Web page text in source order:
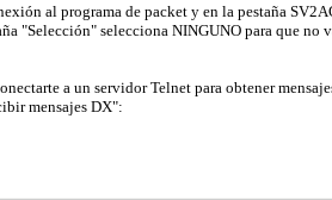
al programa de packet y en la pestaña
"Selección" selecciona NINGUNO para que no
a un servidor Telnet para obtener
mensajes DX":